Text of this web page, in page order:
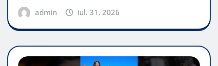
admin iul. 31, 2026